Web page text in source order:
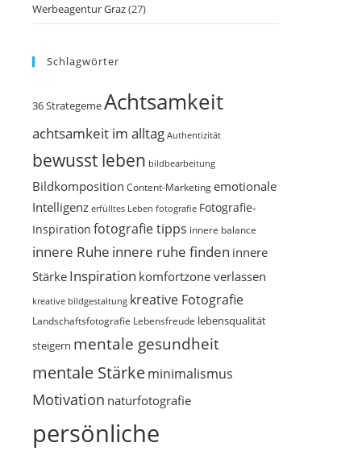
Werbeagentur Graz(27)
Schlagwörter
36 StrategemeAchtsamkeit
achtsamkeit im alltag Authentizität
bewusst leben bildbearbeitung
Bildkomposition Content-Marketingemotionale
Intelligenz erfülltes Leben fotografie Fotografie-
Inspiration fotografie tipps innere balance
innere Ruhe innere ruhe finden innere
Stärke Inspiration komfortzone verlassen
kreative bildgestaltung kreative Fotografie
Landschaftsfotografie Lebensfreude lebensqualität
steigern mentale gesundheit
mentale Stärkeminimalismus
Motivation naturfotografie
persönliche